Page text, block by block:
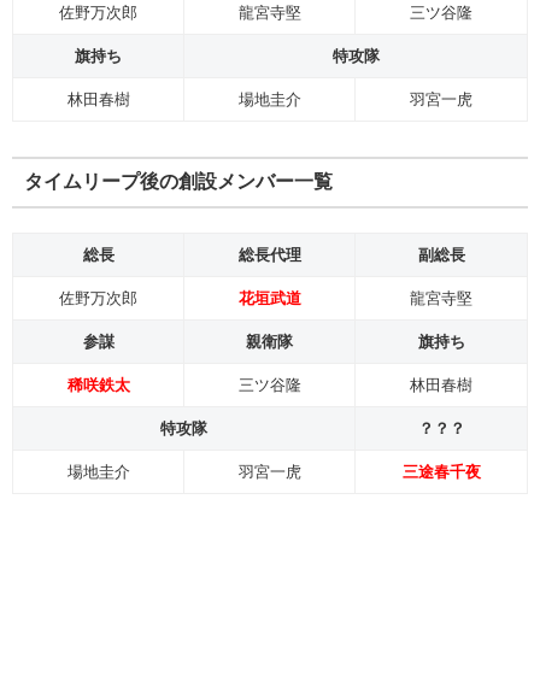
佐野万次郎 龍宮寺堅 三ツ谷隆
旗持ち 特攻隊
林田春樹 場地圭介 羽宮一虎
タイムリープ後の創設メンバー一覧
総長 総長代理 副総長
佐野万次郎 花垣武道 龍宮寺堅
参謀 親衛隊 旗持ち
稀咲鉄太 三ツ谷隆 林田春樹
特攻隊 ？？？
場地圭介 羽宮一虎 三途春千夜